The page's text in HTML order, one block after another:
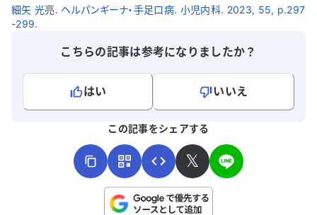
細矢 光亮. ヘルパンギーナ・手足口病. 小児内科. 2023, 55, p.297
-299.
こちらの記事は参考になりましたか？
はい
いいえ
この記事をシェアする
𝕏